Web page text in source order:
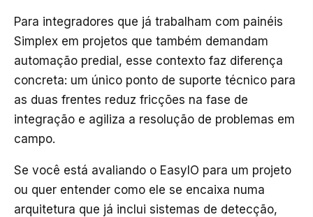
Para integradores que já trabalham com painéis
Simplex em projetos que também demandam
automação predial, esse contexto faz diferença
concreta: um único ponto de suporte técnico para
as duas frentes reduz fricções na fase de
integração e agiliza a resolução de problemas em
campo.
Se você está avaliando o EasyIO para um projeto
ou quer entender como ele se encaixa numa
arquitetura que já inclui sistemas de detecção,